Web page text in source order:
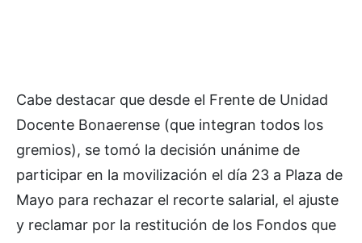
Cabe destacar que desde el Frente de Unidad
Docente Bonaerense (que integran todos los
gremios), se tomó la decisión unánime de
participar en la movilización el día 23 a Plaza de
Mayo para rechazar el recorte salarial, el ajuste
y reclamar por la restitución de los Fondos que